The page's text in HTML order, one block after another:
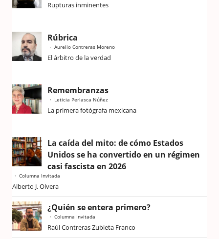
Rupturas inminentes
Rúbrica
Aurelio Contreras Moreno
El árbitro de la verdad
Remembranzas
Leticia Perlasca Núñez
La primera fotógrafa mexicana
La caída del mito: de cómo Estados
Unidos se ha convertido en un régimen
casi fascista en 2026
Columna Invitada
Alberto J. Olvera
¿Quién se entera primero?
Columna Invitada
Raúl Contreras Zubieta Franco